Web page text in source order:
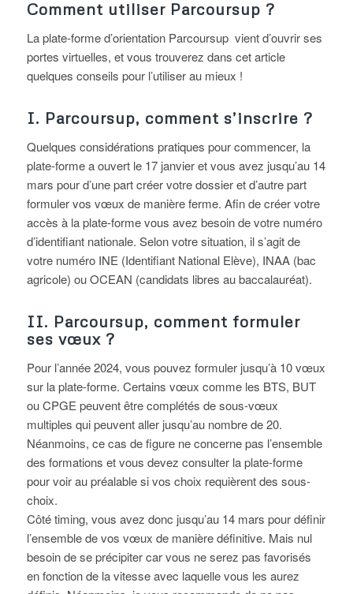
Comment utiliser Parcoursup ?
La plate-forme d’orientation Parcoursup vient d’ouvrir ses
portes virtuelles, et vous trouverez dans cet article
quelques conseils pour l’utiliser au mieux !
I. Parcoursup, comment s’inscrire ?
Quelques considérations pratiques pour commencer, la
plate-forme a ouvert le 17 janvier et vous avez jusqu’au 14
mars pour d’une part créer votre dossier et d’autre part
formuler vos vœux de manière ferme. Afin de créer votre
accès à la plate-forme vous avez besoin de votre numéro
d’identifiant nationale. Selon votre situation, il s’agit de
votre numéro INE (Identifiant National Elève), INAA (bac
agricole) ou OCEAN (candidats libres au baccalauréat).
II. Parcoursup, comment formuler
ses vœux ?
Pour l’année 2024, vous pouvez formuler jusqu’à 10 vœux
sur la plate-forme. Certains vœux comme les BTS, BUT
ou CPGE peuvent être complétés de sous-vœux
multiples qui peuvent aller jusqu’au nombre de 20.
Néanmoins, ce cas de figure ne concerne pas l’ensemble
des formations et vous devez consulter la plate-forme
pour voir au préalable si vos choix requièrent des sous-
choix.
Côté timing, vous avez donc jusqu’au 14 mars pour définir
l’ensemble de vos vœux de manière définitive. Mais nul
besoin de se précipiter car vous ne serez pas favorisés
en fonction de la vitesse avec laquelle vous les aurez